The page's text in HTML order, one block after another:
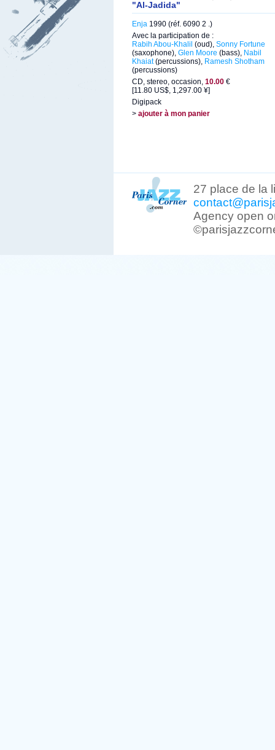
"Al-Jadida"
Enja 1990 (réf. 6090 2 .)
Avec la participation de :
Rabih Abou-Khalil (oud), Sonny Fortune
(saxophone), Glen Moore (bass), Nabil
Khaiat(percussions), Ramesh Shotham
(percussions)
CD, stereo, occasion, 10.00 €
[11.80 US$, 1,297.00 ¥]
Digipack
> ajouter à mon panier
27 place de la
Agency open